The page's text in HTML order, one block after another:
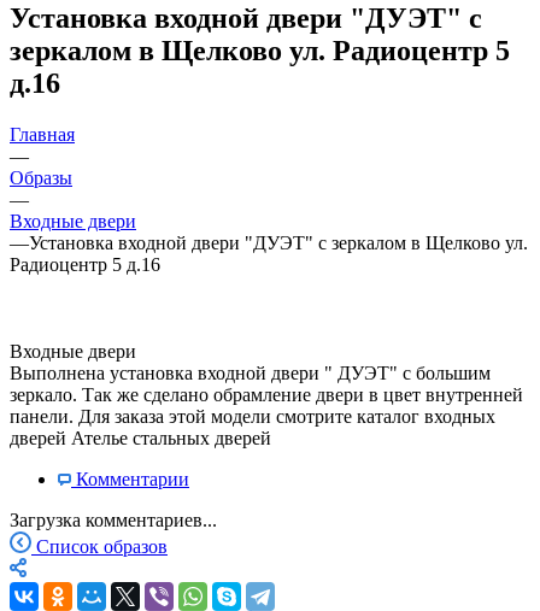
Установка входной двери "ДУЭТ" с
зеркалом в Щелково ул. Радиоцентр 5
д.16
Главная
—
Образы
—
Входные двери
—Установка входной двери "ДУЭТ" с зеркалом в Щелково ул.
Радиоцентр 5 д.16
Входные двери
Выполнена установка входной двери " ДУЭТ" с большим
зеркало. Так же сделано обрамление двери в цвет внутренней
панели. Для заказа этой модели смотрите каталог входных
дверей Ателье стальных дверей
Комментарии
Загрузка комментариев...
Список образов